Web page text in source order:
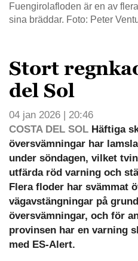
Fuengirolafloden är en av
sina bräddar. Foto: Peter
Stort
del Sol
04 jan 2026 | 20:46
COSTA DEL SOL Häftiga
översvämningar har
under söndagen, vilket
utfärda röd varning och
Flera floder har svämmat
vägavstängningar på
översvämningar, och för
provinsen har en varning
med ES-Alert.